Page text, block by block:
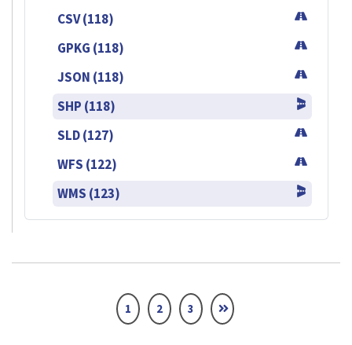
CSV (118)
GPKG (118)
JSON (118)
SHP (118)
SLD (127)
WFS (122)
WMS (123)
1 2 3